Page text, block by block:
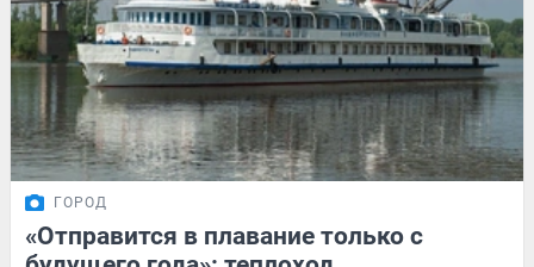
ГОРОД
«Отправится в плавание только с